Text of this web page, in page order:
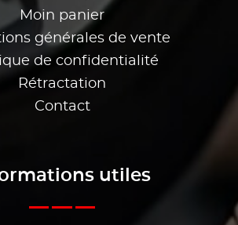
Moin panier
générales de vente
de confidentialité
Rétractation
Contact
utiles